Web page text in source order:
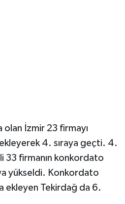
olan İzmir 23 firmayı
4. sıraya geçti. 4.
33 firmanın konkordato
yükseldi. Konkordato
ekleyen Tekirdağ da 6.